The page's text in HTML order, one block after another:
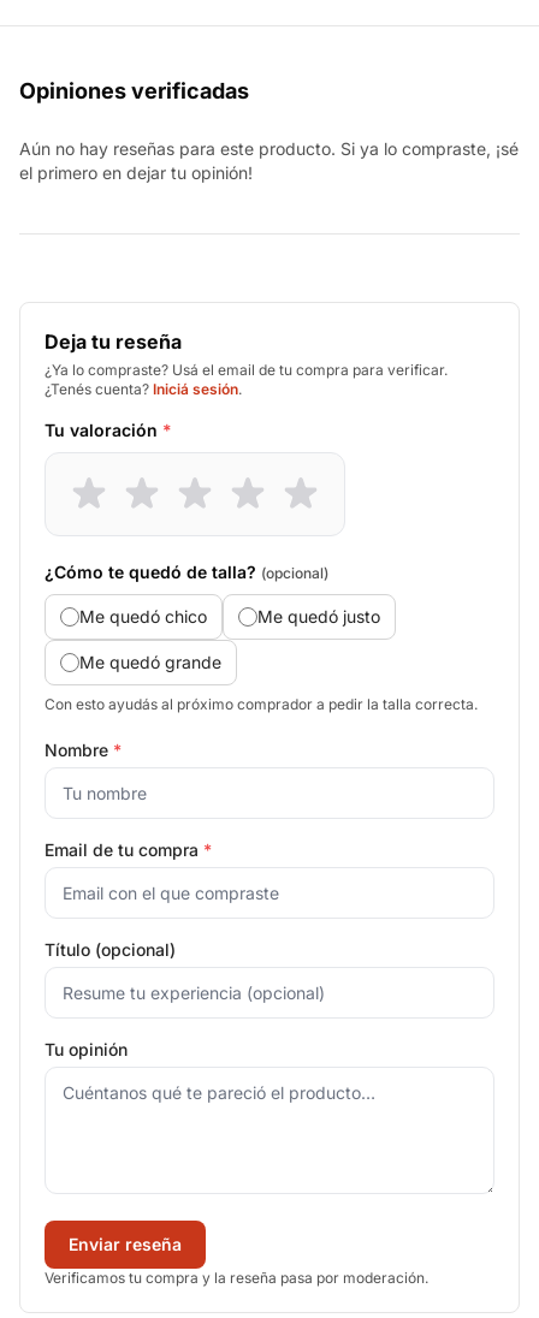
Opiniones verificadas
Aún no hay reseñas para este producto. Si ya lo compraste, ¡sé
el primero en dejar tu opinión!
Deja tu reseña
¿Ya lo compraste? Usá el email de tu compra para verificar.
¿Tenés cuenta? Iniciá sesión.
Tu valoración *
¿Cómo te quedó de talla? (opcional)
Me quedó chico Me quedó justo
Me quedó grande
Con esto ayudás al próximo comprador a pedir la talla correcta.
Nombre *
Email de tu compra *
Título (opcional)
Tu opinión
Enviar reseña
Verificamos tu compra y la reseña pasa por moderación.